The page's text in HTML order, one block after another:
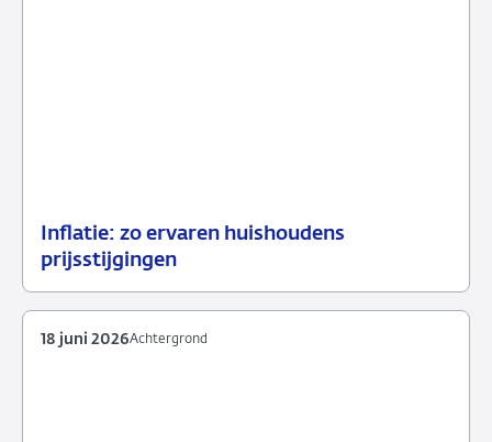
Inflatie: zo ervaren huishoudens
prijsstijgingen
23
Achtergrond
Achtergrond
18 juni 2026